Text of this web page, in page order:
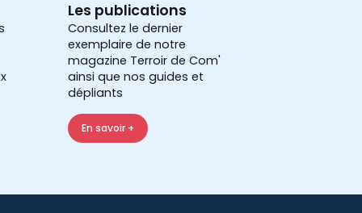
Les publications
Consultez le dernier
exemplaire de notre
magazine Terroir de Com'
ainsi que nos guides et
dépliants
En savoir +